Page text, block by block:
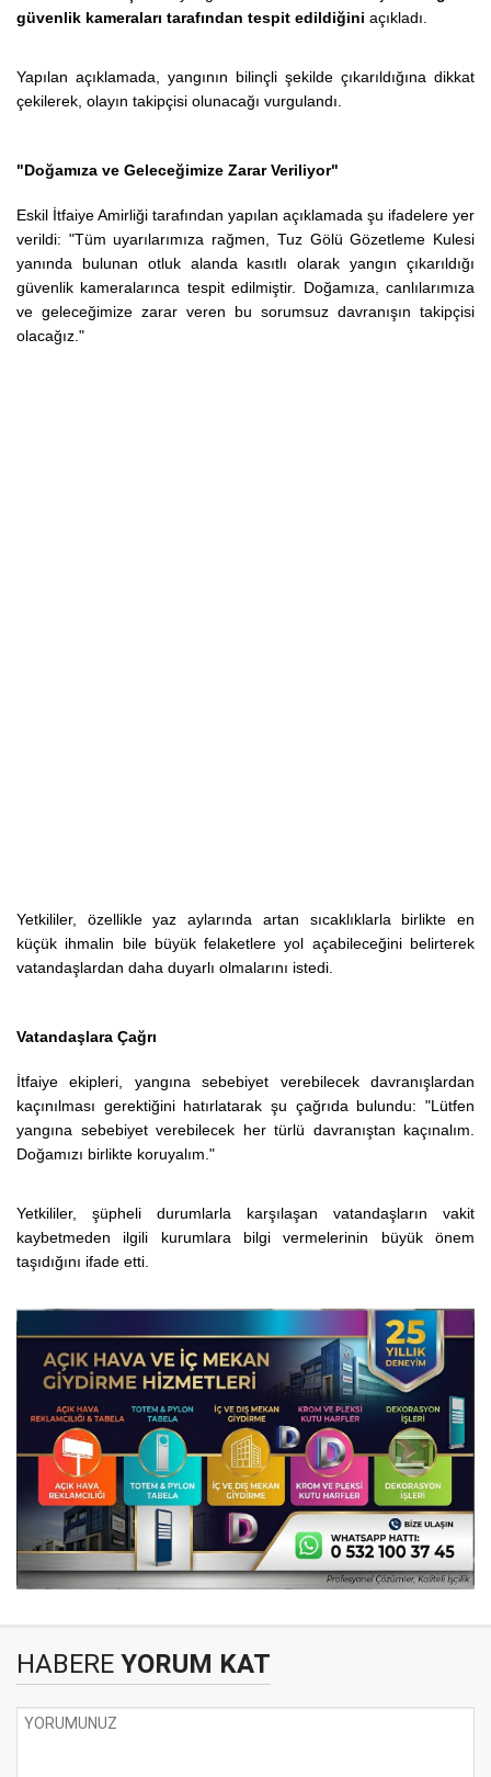
güvenlik kameraları tarafından tespit edildiğini açıkladı.
Yapılan açıklamada, yangının bilinçli şekilde çıkarıldığına dikkat
çekilerek, olayın takipçisi olunacağı vurgulandı.
"Doğamıza ve Geleceğimize Zarar Veriliyor"
Eskil İtfaiye Amirliği tarafından yapılan açıklamada şu ifadelere yer
verildi: "Tüm uyarılarımıza rağmen, Tuz Gölü Gözetleme Kulesi
yanında bulunan otluk alanda kasıtlı olarak yangın çıkarıldığı
güvenlik kameralarınca tespit edilmiştir. Doğamıza, canlılarımıza
ve geleceğimize zarar veren bu sorumsuz davranışın takipçisi
olacağız."
Yetkililer, özellikle yaz aylarında artan sıcaklıklarla birlikte en
küçük ihmalin bile büyük felaketlere yol açabileceğini belirterek
vatandaşlardan daha duyarlı olmalarını istedi.
Vatandaşlara Çağrı
İtfaiye ekipleri, yangına sebebiyet verebilecek davranışlardan
kaçınılması gerektiğini hatırlatarak şu çağrıda bulundu: "Lütfen
yangına sebebiyet verebilecek her türlü davranıştan kaçınalım.
Doğamızı birlikte koruyalım."
Yetkililer, şüpheli durumlarla karşılaşan vatandaşların vakit
kaybetmeden ilgili kurumlara bilgi vermelerinin büyük önem
taşıdığını ifade etti.
HABERE YORUM KAT